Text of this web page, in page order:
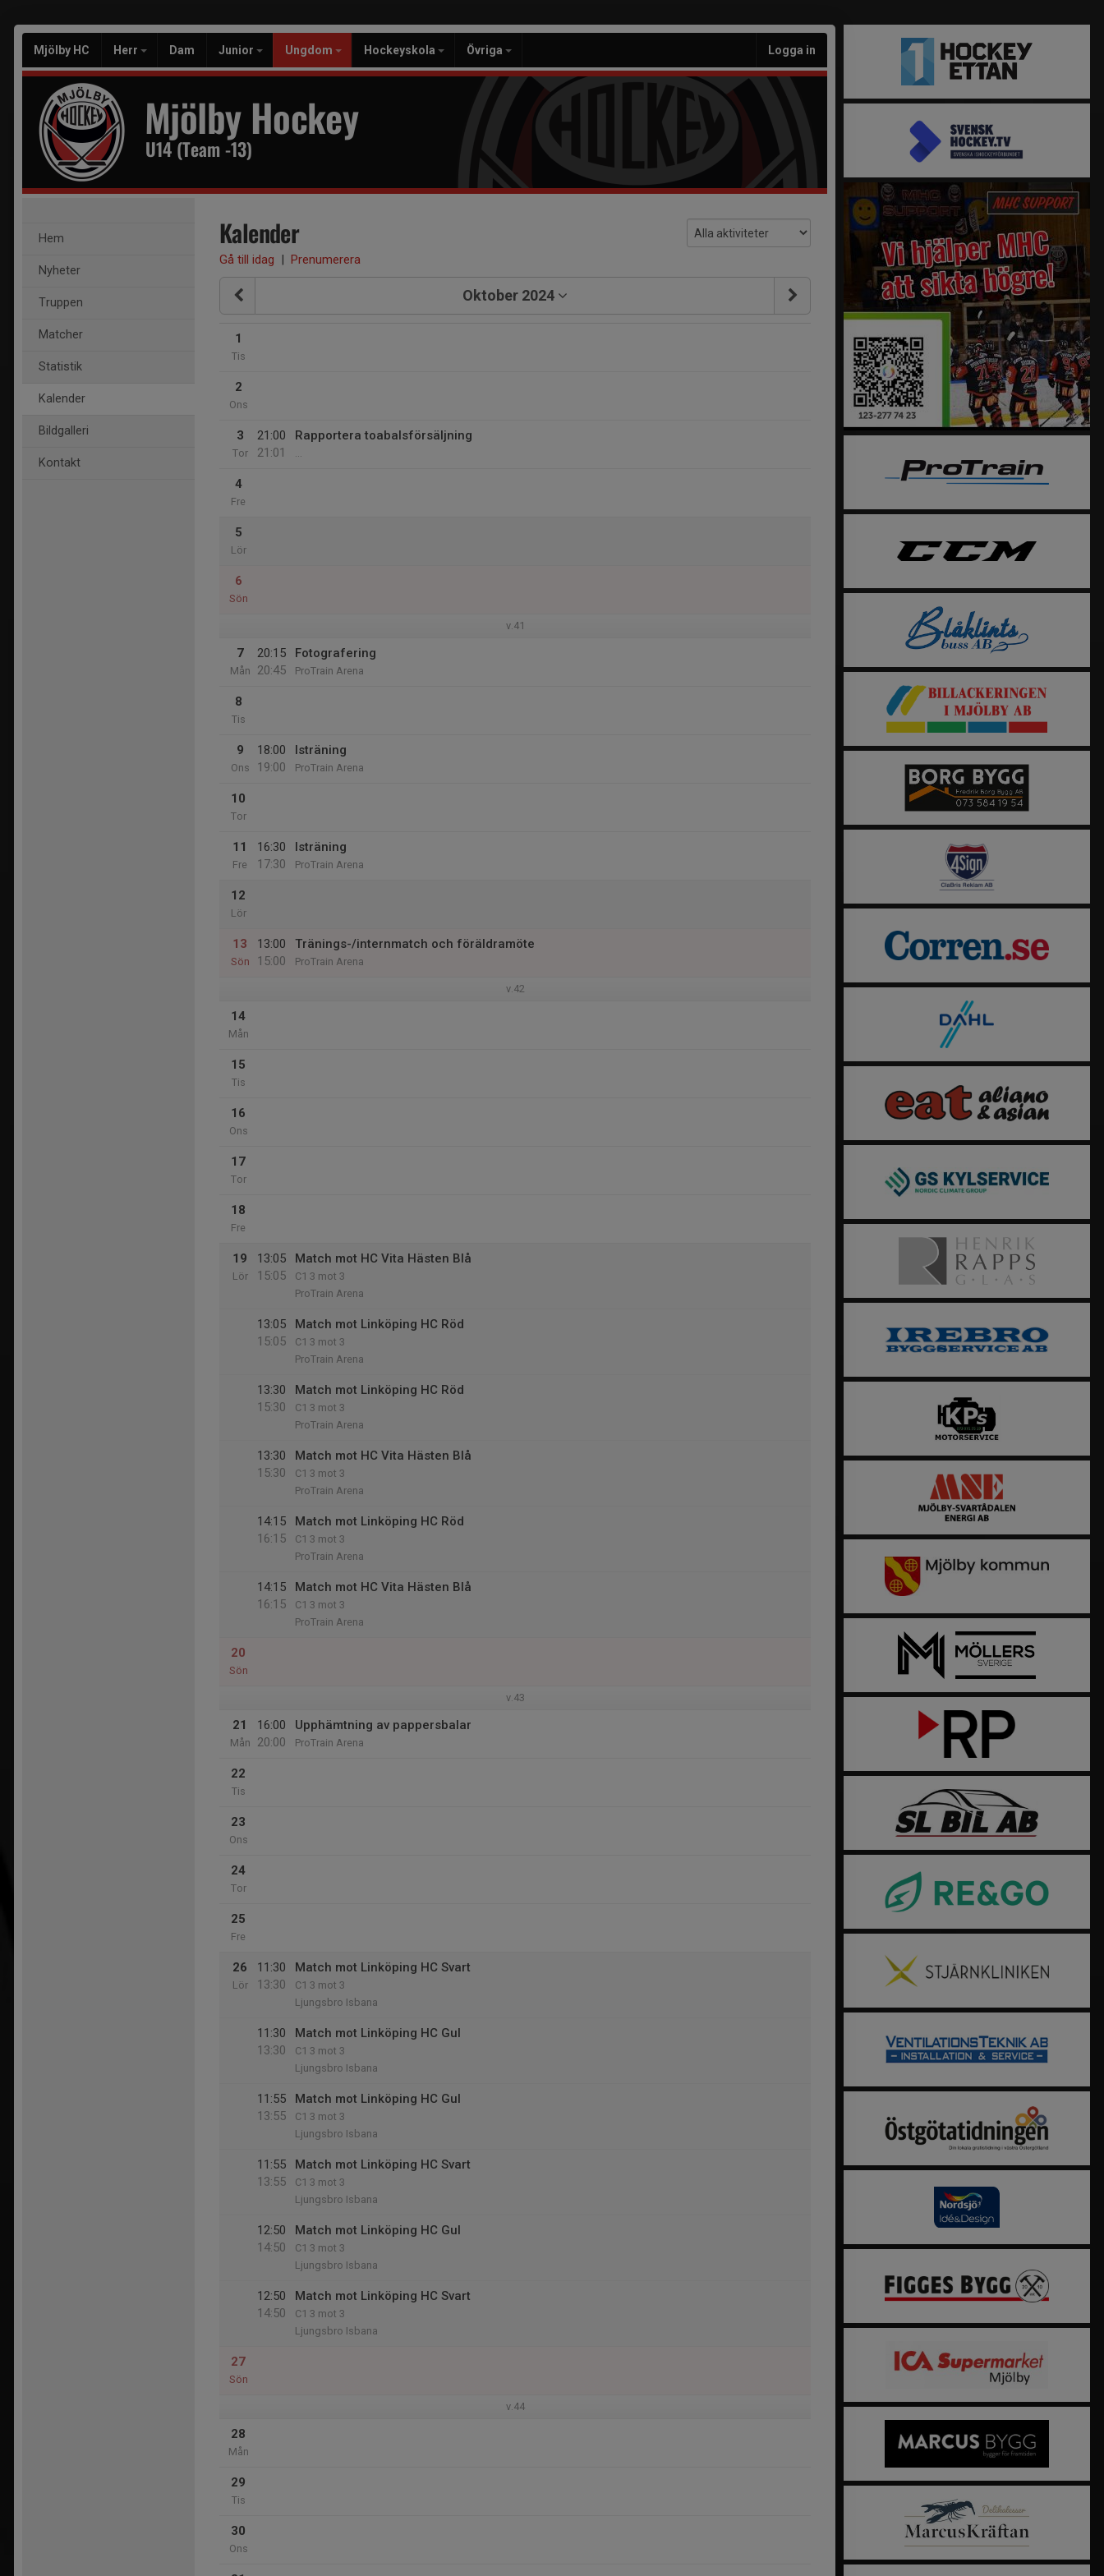
Mjölby HC Herr Dam Junior Ungdom Hockeyskola Övriga Logga in
Mjölby Hockey
U14 (Team -13)
Hem
Nyheter
Truppen
Matcher
Statistik
Kalender
Bildgalleri
Kontakt
Kalender
Gå till idag | Prenumerera
Oktober 2024
1
Tis
2
Ons
3
Tor
21:00
21:01
Rapportera toabalsförsäljning
...
4
Fre
5
Lör
6
Sön
v.41
7
Mån
20:15
20:45
Fotografering
ProTrain Arena
8
Tis
9
Ons
18:00
19:00
Isträning
ProTrain Arena
10
Tor
11
Fre
16:30
17:30
Isträning
ProTrain Arena
12
Lör
13
Sön
13:00
15:00
Tränings-/internmatch och föräldramöte
ProTrain Arena
v.42
14
Mån
15
Tis
16
Ons
17
Tor
18
Fre
19
Lör
13:05
15:05
Match mot HC Vita Hästen Blå
C1 3 mot 3
ProTrain Arena
13:05
15:05
Match mot Linköping HC Röd
C1 3 mot 3
ProTrain Arena
13:30
15:30
Match mot Linköping HC Röd
C1 3 mot 3
ProTrain Arena
13:30
15:30
Match mot HC Vita Hästen Blå
C1 3 mot 3
ProTrain Arena
14:15
16:15
Match mot Linköping HC Röd
C1 3 mot 3
ProTrain Arena
14:15
16:15
Match mot HC Vita Hästen Blå
C1 3 mot 3
ProTrain Arena
20
Sön
v.43
21
Mån
16:00
20:00
Upphämtning av pappersbalar
ProTrain Arena
22
Tis
23
Ons
24
Tor
25
Fre
26
Lör
11:30
13:30
Match mot Linköping HC Svart
C1 3 mot 3
Ljungsbro Isbana
11:30
13:30
Match mot Linköping HC Gul
C1 3 mot 3
Ljungsbro Isbana
11:55
13:55
Match mot Linköping HC Gul
C1 3 mot 3
Ljungsbro Isbana
11:55
13:55
Match mot Linköping HC Svart
C1 3 mot 3
Ljungsbro Isbana
12:50
14:50
Match mot Linköping HC Gul
C1 3 mot 3
Ljungsbro Isbana
12:50
14:50
Match mot Linköping HC Svart
C1 3 mot 3
Ljungsbro Isbana
27
Sön
v.44
28
Mån
29
Tis
30
Ons